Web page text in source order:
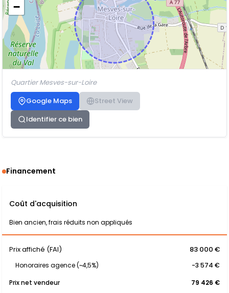
−
Quartier Mesves-sur-Loire
Google Maps
Street View
Identifier ce bien
Financement
Coût d'acquisition
Bien ancien, frais réduits non appliqués
Prix affiché (FAI) 83 000 €
Honoraires agence (~4,5%)
-3 574 €
Prix net vendeur
79 426 €